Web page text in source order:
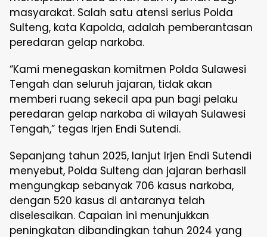
masyarakat. Salah satu atensi serius Polda
Sulteng, kata Kapolda, adalah pemberantasan
peredaran gelap narkoba.
“Kami menegaskan komitmen Polda Sulawesi
Tengah dan seluruh jajaran, tidak akan
memberi ruang sekecil apa pun bagi pelaku
peredaran gelap narkoba di wilayah Sulawesi
Tengah,” tegas Irjen Endi Sutendi.
Sepanjang tahun 2025, lanjut Irjen Endi Sutendi
menyebut, Polda Sulteng dan jajaran berhasil
mengungkap sebanyak 706 kasus narkoba,
dengan 520 kasus di antaranya telah
diselesaikan. Capaian ini menunjukkan
peningkatan dibandingkan tahun 2024 yang